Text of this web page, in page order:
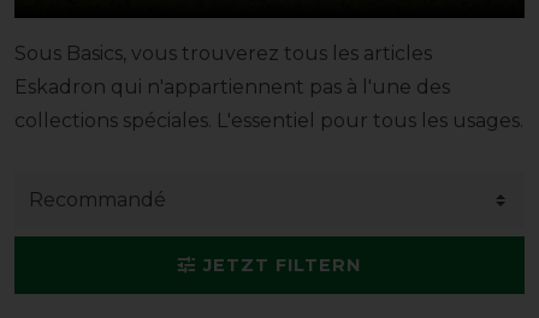
Sous Basics, vous trouverez tous les articles
Eskadron qui n'appartiennent pas à l'une des
collections spéciales. L'essentiel pour tous les usages.
JETZT FILTERN